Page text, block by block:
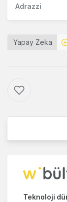
Adrazzi
Yapay Zeka
Teknoloji